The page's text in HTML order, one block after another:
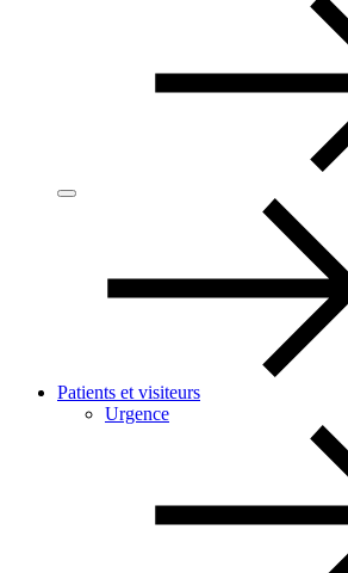
Patients et visiteurs
Urgence